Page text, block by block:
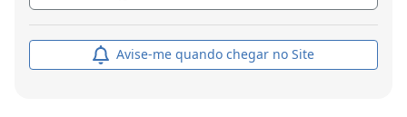
Avise-me quando chegar no Site